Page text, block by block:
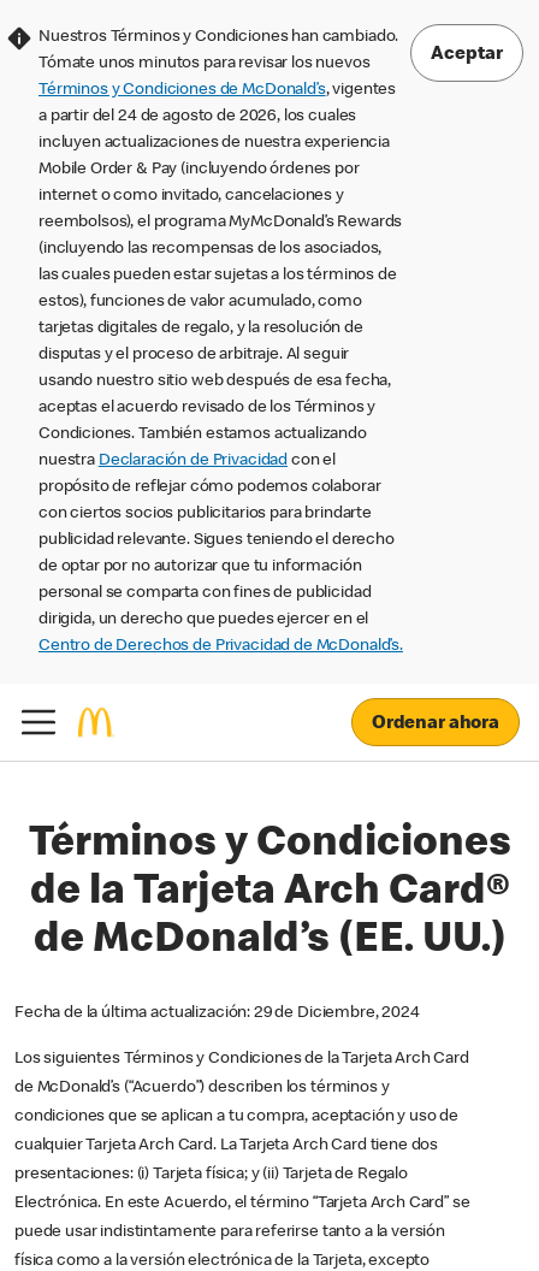
Nuestros Términos y Condiciones han cambiado.
Tómate unos minutos para revisar los nuevos
Términos y Condiciones de McDonald’s, vigentes
a partir del 24 de agosto de 2026, los cuales
incluyen actualizaciones de nuestra experiencia
Mobile Order & Pay (incluyendo órdenes por
internet o como invitado, cancelaciones y
reembolsos), el programa MyMcDonald’s Rewards
(incluyendo las recompensas de los asociados,
las cuales pueden estar sujetas a los términos de
estos), funciones de valor acumulado, como
tarjetas digitales de regalo, y la resolución de
disputas y el proceso de arbitraje. Al seguir
usando nuestro sitio web después de esa fecha,
aceptas el acuerdo revisado de los Términos y
Condiciones. También estamos actualizando
nuestra Declaración de Privacidad con el
propósito de reflejar cómo podemos colaborar
con ciertos socios publicitarios para brindarte
publicidad relevante. Sigues teniendo el derecho
de optar por no autorizar que tu información
personal se comparta con fines de publicidad
dirigida, un derecho que puedes ejercer en el
Centro de Derechos de Privacidad de McDonald’s.
Aceptar
Ordenar ahora
Términos y Condiciones
de la Tarjeta Arch Card®
de McDonald’s (EE. UU.)
Fecha de la última actualización: 29 de Diciembre, 2024
Los siguientes Términos y Condiciones de la Tarjeta Arch Card
de McDonald’s (“Acuerdo”) describen los términos y
condiciones que se aplican a tu compra, aceptación y uso de
cualquier Tarjeta Arch Card. La Tarjeta Arch Card tiene dos
presentaciones: (i) Tarjeta física; y (ii) Tarjeta de Regalo
Electrónica. En este Acuerdo, el término “Tarjeta Arch Card” se
puede usar indistintamente para referirse tanto a la versión
física como a la versión electrónica de la Tarjeta, excepto